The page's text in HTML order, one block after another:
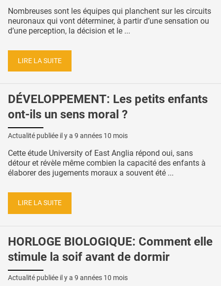
Nombreuses sont les équipes qui planchent sur les circuits
neuronaux qui vont déterminer, à partir d’une sensation ou
d’une perception, la décision et le ...
LIRE LA SUITE
DÉVELOPPEMENT: Les petits enfants
ont-ils un sens moral ?
Actualité publiée il y a 9 années 10 mois
Cette étude University of East Anglia répond oui, sans
détour et révèle même combien la capacité des enfants à
élaborer des jugements moraux a souvent été ...
LIRE LA SUITE
HORLOGE BIOLOGIQUE: Comment elle
stimule la soif avant de dormir
Actualité publiée il y a 9 années 10 mois